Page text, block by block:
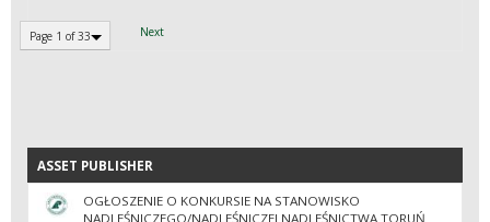
Page 1 of 33 Next
ASSET PUBLISHER
ASSET PUBLISHER
OGŁOSZENIE O KONKURSIE NA STANOWISKO
NADLEŚNICZEGO/NADLEŚNICZEJ NADLEŚNICTWA TORUŃ